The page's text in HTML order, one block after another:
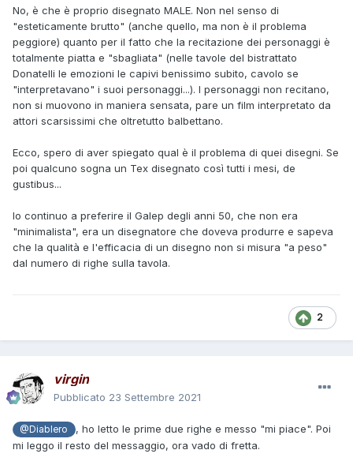
No, è che è proprio disegnato MALE. Non nel senso di
"esteticamente brutto" (anche quello, ma non è il problema
peggiore) quanto per il fatto che la recitazione dei personaggi è
totalmente piatta e "sbagliata" (nelle tavole del bistrattato
Donatelli le emozioni le capivi benissimo subito, cavolo se
"interpretavano" i suoi personaggi...). I personaggi non recitano,
non si muovono in maniera sensata, pare un film interpretato da
attori scarsissimi che oltretutto balbettano.
Ecco, spero di aver spiegato qual è il problema di quei disegni. Se
poi qualcuno sogna un Tex disegnato così tutti i mesi, de
gustibus...
Io continuo a preferire il Galep degli anni 50, che non era
"minimalista", era un disegnatore che doveva produrre e sapeva
che la qualità e l'efficacia di un disegno non si misura "a peso"
dal numero di righe sulla tavola.
2
virgin
Pubblicato 23 Settembre 2021
@Diablero
, ho letto le prime due righe e messo "mi piace". Poi
mi leggo il resto del messaggio, ora vado di fretta.